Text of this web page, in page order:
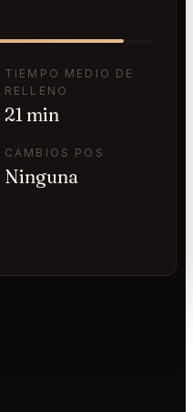
TIEMPO MEDIO DE
RELLENO
21 min
CAMBIOS POS
Ninguna